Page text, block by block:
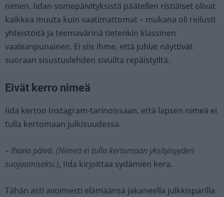
nimen. Iidan somepäivityksistä päätellen ristiäiset olivat
kaikkea muuta kuin vaatimattomat – mukana oli reilusti
yhteistöitä ja teemavärinä tietenkin klassinen
vaaleanpunainen. Ei siis ihme, että juhlat näyttivät
suoraan sisustuslehden sivuilta repäistyiltä.
Eivät kerro nimeä
Iida kertoo Instagram-tarinoissaan, että lapsen nimeä ei
tulla kertomaan julkisuudessa.
– Ihana päivä. (Nimeä ei tulla kertomaan yksityisyyden
suojaamiseksi.), Iida kirjoittaa sydämien kera.
Tähän asti avoimesti elämäänsä jakaneella julkkisparilla